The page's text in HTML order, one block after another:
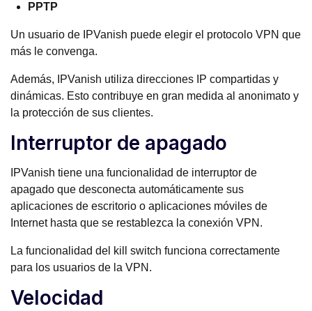
PPTP
Un usuario de IPVanish puede elegir el protocolo VPN que
más le convenga.
Además, IPVanish utiliza direcciones IP compartidas y
dinámicas. Esto contribuye en gran medida al anonimato y
la protección de sus clientes.
Interruptor de apagado
IPVanish tiene una funcionalidad de interruptor de
apagado que desconecta automáticamente sus
aplicaciones de escritorio o aplicaciones móviles de
Internet hasta que se restablezca la conexión VPN.
La funcionalidad del kill switch funciona correctamente
para los usuarios de la VPN.
Velocidad